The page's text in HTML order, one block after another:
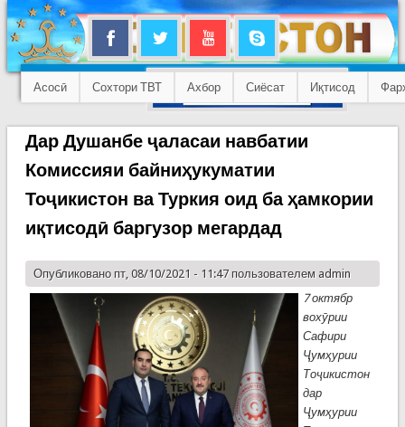
Асосӣ Сохтори ТВТ Ахбор Сиёсат Иқтисод
Дар Душанбе ҷаласаи навбатии
Комиссияи байниҳукуматии
Тоҷикистон ва Туркия оид ба ҳамкории
иқтисодӣ баргузор мегардад
Опубликовано пт, 08/10/2021 - 11:47 пользователем admin
7 октябр
вохӯрии
Сафири
Ҷумҳурии
Тоҷикистон
дар
Ҷумҳурии